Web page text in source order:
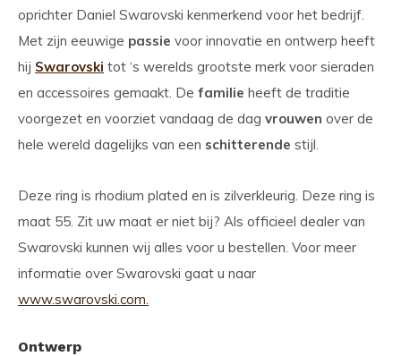
oprichter Daniel Swarovski kenmerkend voor het bedrijf.
Met zijn eeuwige passie voor innovatie en ontwerp heeft
hij Swarovski tot ‘s werelds grootste merk voor sieraden
en accessoires gemaakt. De familie heeft de traditie
voorgezet en voorziet vandaag de dag vrouwen over de
hele wereld dagelijks van een schitterende stijl.
Deze ring is rhodium plated en is zilverkleurig. Deze ring is
maat 55. Zit uw maat er niet bij? Als officieel dealer van
Swarovski kunnen wij alles voor u bestellen. Voor meer
informatie over Swarovski gaat u naar
www.swarovski.com.
Ontwerp